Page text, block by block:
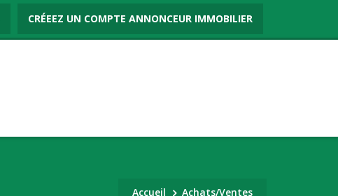
CRÉEEZ UN COMPTE ANNONCEUR IMMOBILIER
Accueil Achats/Ventes